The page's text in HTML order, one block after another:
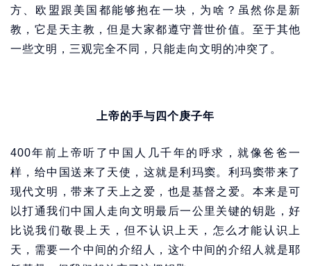
方、欧盟跟美国都能够抱在一块，为啥？虽然你是新
教，它是天主教，但是大家都遵守普世价值。至于其他
一些文明，三观完全不同，只能走向文明的冲突了。
上帝的手与四个庚子年
400年前上帝听了中国人几千年的呼求，就像爸爸一
样，给中国送来了天使，这就是利玛窦。利玛窦带来了
现代文明，带来了天上之爱，也是基督之爱。本来是可
以打通我们中国人走向文明最后一公里关键的钥匙，好
比说我们敬畏上天，但不认识上天，怎么才能认识上
天，需要一个中间的介绍人，这个中间的介绍人就是耶